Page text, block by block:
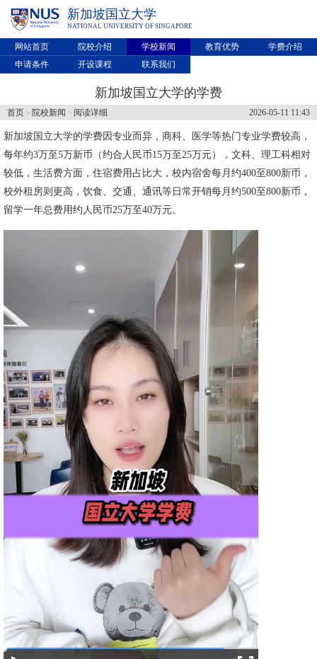
新加坡国立大学
NATIONAL UNIVERSITY OF SINGAPORE
网站首页 院校介绍 学校新闻 教育优势
学费介绍
申请条件
开设课程 联系我们
新加坡国立大学的学费
2026-05-11 11:43
首页 > 院校新闻 > 阅读详细
新加坡国立大学的学费因专业而异，商科、医学等热门专业学费较高，
每年约3万至5万新币（约合人民币15万至25万元），文科、理工科相对
较低，生活费方面，住宿费用占比大，校内宿舍每月约400至800新币，
校外租房则更高，饮食、交通、通讯等日常开销每月约500至800新币，
留学一年总费用约人民币25万至40万元。